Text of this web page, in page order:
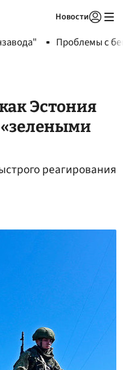
Новости
Проблемы с
Эстония
«зелеными
реагирования